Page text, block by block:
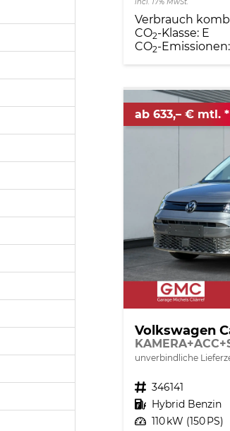
incl. 17% MwSt.
Verbrauch
CO2-Klasse: E
CO2-Emissionen:
ab 633,– € mtl.
Volkswagen
unverbindliche
Fahrzeugnr. 346141
Kraftstoff Hybrid Benzin
Leistung 110 kW (150 PS)